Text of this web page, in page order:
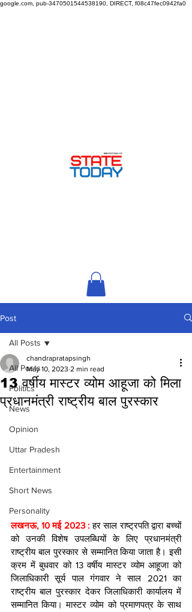
google.com, pub-3470501544538190, DIRECT, f08c47fec0942fa0
Post
All Posts
Politics
News
Opinion
Uttar Pradesh
Entertainment
Short News
Personality
All Posts
13 वर्षीय मास्टर व्योम आहूजा को मिला
प्रधानमंत्री राष्ट्रीय बाल पुरस्कार
chandrapratapsingh
May 10, 2023 2 min read
लखनऊ, 10 मई 2023 : हर साल राष्ट्रपति द्वारा बच्चों
को उनकी विशेष उपलब्धियों के लिए प्रधानमंत्री
राष्ट्रीय बाल पुरस्कार से सम्मानित किया जाता है। इसी
क्रम में बुधवार को 13 वर्षीय मास्टर व्योम आहूजा को
जिलाधिकारी सूर्य पाल गंगवार ने साल 2021 का
राष्ट्रीय बाल पुरस्कार देकर जिलाधिकारी कार्यालय में
सम्मानित किया। मास्टर व्योम को प्रमाणपत्र के साथ